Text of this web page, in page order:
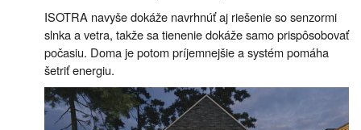
ISOTRA navyše dokáže navrhnúť aj riešenie so senzormi
slnka a vetra, takže sa tienenie dokáže samo prispôsobovať
počasiu. Doma je potom príjemnejšie a systém pomáha
šetriť energiu.